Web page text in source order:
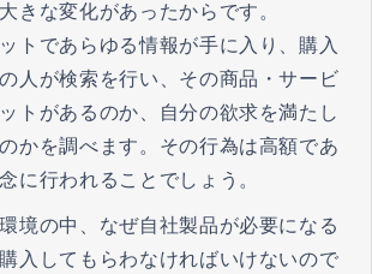
きな変化があったからです。
トであらゆる情報が手に入り、購入
人が検索を行い、その商品・サービ
トがあるのか、自分の欲求を満たし
かを調べます。その行為は高額であ
に行われることでしょう。
境の中、なぜ自社製品が必要になる
入してもらわなければいけないので